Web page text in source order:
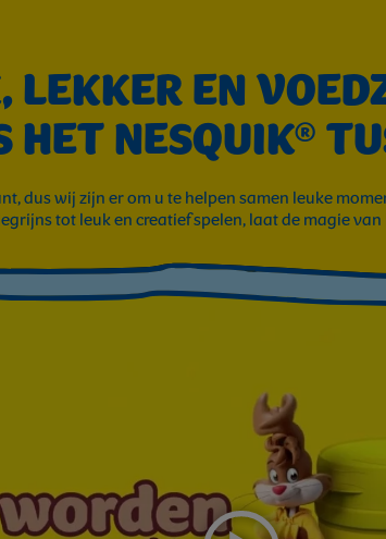
LEKKER EN
HET NESQUIK®
dus wij zijn er om u te helpen samen leuke
tot leuk en creatief spelen, laat de magie van